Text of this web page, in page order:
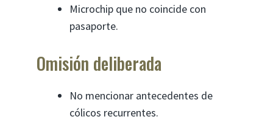
Microchip que no coincide con
pasaporte.
Omisión deliberada
No mencionar antecedentes de
cólicos recurrentes.